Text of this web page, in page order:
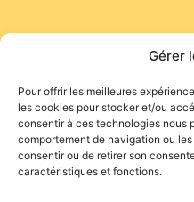
Gérer
Pour offrir les meilleures
les cookies pour stocker et/ou
consentir à ces technologies nous
comportement de navigation ou
consentir ou de retirer son
caractéristiques et fonctions.